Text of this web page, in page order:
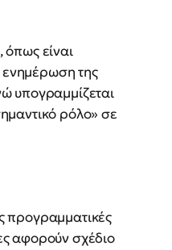
όπως είναι
της
υπογραμμίζεται
ρόλο» σε
προγραμματικές
αφορούν σχέδιο